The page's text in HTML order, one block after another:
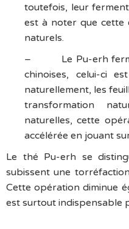
toutefois, leur
est à noter que cette
naturels.
– Le Pu-erh
chinoises, celui-ci
naturellement, les
transformation
naturelles, cette
accélérée en jouant
Le thé Pu-erh se
subissent une
Cette opération diminue
est surtout indispensable